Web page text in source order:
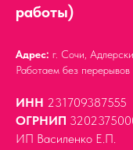
работы)
Адрес: г. Сочи,
Работаем без перерывов
ИНН 231709387555
ОГРНИП
ИП Василенко Е.П.